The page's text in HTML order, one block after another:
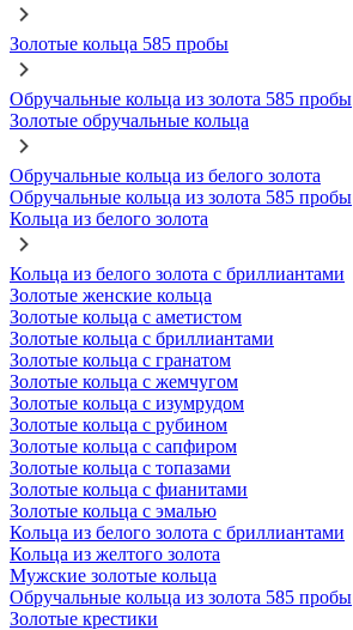
Золотые кольца 585 пробы
Обручальные кольца из золота 585 пробы
Золотые обручальные кольца
Обручальные кольца из белого золота
Обручальные кольца из золота 585 пробы
Кольца из белого золота
Кольца из белого золота с бриллиантами
Золотые женские кольца
Золотые кольца с аметистом
Золотые кольца с бриллиантами
Золотые кольца с гранатом
Золотые кольца с жемчугом
Золотые кольца с изумрудом
Золотые кольца с рубином
Золотые кольца с сапфиром
Золотые кольца с топазами
Золотые кольца с фианитами
Золотые кольца с эмалью
Кольца из белого золота с бриллиантами
Кольца из желтого золота
Мужские золотые кольца
Обручальные кольца из золота 585 пробы
Золотые крестики